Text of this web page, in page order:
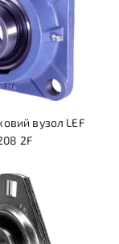
вузол LEF
2F